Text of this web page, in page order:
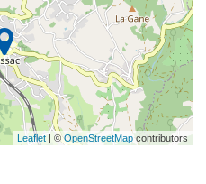
Leaflet | ©OpenStreetMapcontributors